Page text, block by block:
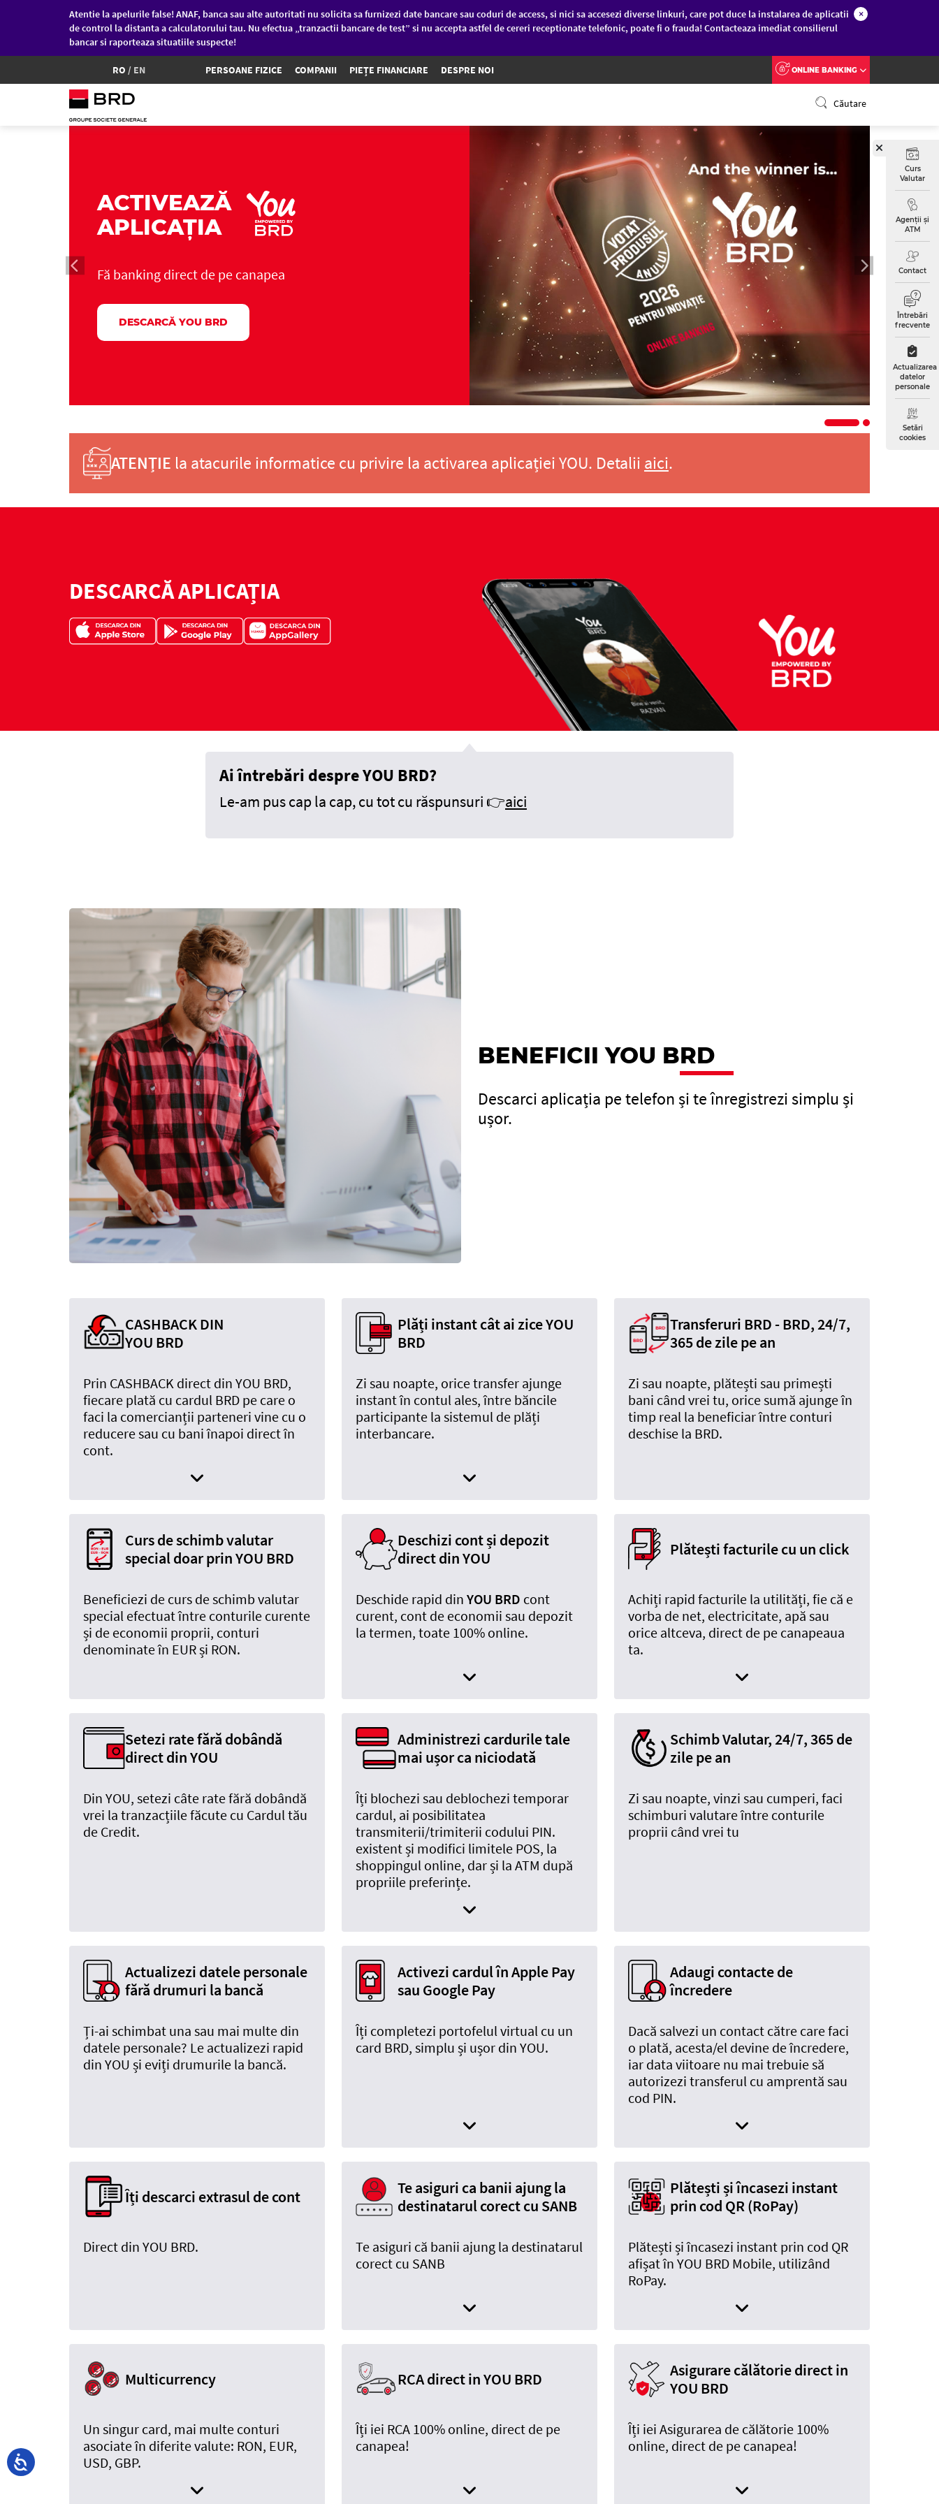
Atentie la apelurile false! ANAF, banca sau alte autoritati nu solicita sa furnizezi date bancare sau coduri de access, si nici sa accesezi diverse linkuri, care pot duce la instalarea de aplicatii
de control la distanta a calculatorului tau. Nu efectua „tranzactii bancare de test” si nu accepta astfel de cereri receptionate telefonic, poate fi o frauda! Contacteaza imediat consilierul
bancar si raporteaza situatiile suspecte!
×
RO / EN PERSOANE FIZICE COMPANII PIEȚE FINANCIARE DESPRE NOI ONLINE BANKING
Căutare
Curs
Valutar
Agenții și
ATM
Contact
Întrebări
frecvente
Actualizarea
datelor
personale
Setări
cookies
ACTIVEAZĂ
APLICAȚIA
Fă banking direct de pe canapea
DESCARCĂ YOU BRD
ATENȚIE la atacurile informatice cu privire la activarea aplicației YOU. Detalii aici.
DESCARCĂ APLICAȚIA
Ai întrebări despre YOU BRD?
​Le-am pus cap la cap, cu tot cu răspunsuri 👉aici
BENEFICII YOU BRD
Descarci aplicația pe telefon și te înregistrezi simplu și
ușor.
CASHBACK DIN
YOU BRD
Prin CASHBACK direct din YOU BRD,
fiecare plată cu cardul BRD pe care o
faci la comercianții parteneri vine cu o
reducere sau cu bani înapoi direct în
cont.
Plăți instant cât ai ziceYOU
BRD
Zi sau noapte, orice transfer ajunge
instant în contul ales, între băncile
participante la sistemul de plăți
interbancare.
Transferuri BRD - BRD, 24/7,
365 de zile pe an
Zi sau noapte, plătești sau primești
bani când vrei tu, orice sumă ajunge în
timp real la beneficiar între conturi
deschise la BRD.
Curs de schimb valutar
special doar prin YOU BRD
Beneficiezi de curs de schimb valutar
special efectuat între conturile curente
și de economii proprii, conturi
denominate în EUR și RON.
Deschizi cont și depozit
direct din YOU
Deschide rapid din YOU BRD cont
curent, cont de economii sau depozit
la termen, toate 100% online.
Plătești facturile cu un click
Achiți rapid facturile la utilități, fie că e
vorba de net, electricitate, apă sau
orice altceva, direct de pe canapeaua
ta.
Setezi rate fără dobândă
direct din YOU
Din YOU, setezi câte rate fără dobândă
vrei la tranzacțiile făcute cu Cardul tău
de Credit.
Administrezi cardurile tale
mai ușor ca niciodată
Îți blochezi sau deblochezi temporar
cardul, ai posibilitatea
transmiterii/trimiterii codului PIN.
existent și modifici limitele POS, la
shoppingul online, dar și la ATM după
propriile preferințe.
Schimb Valutar, 24/7, 365 de
zile pe an
Zi sau noapte, vinzi sau cumperi, faci
schimburi valutare între conturile
proprii când vrei tu
Actualizezi datele personale
fără drumuri la bancă
Ți-ai schimbat una sau mai multe din
datele personale? Le actualizezi rapid
din YOU și eviți drumurile la bancă.
Activezi cardul în Apple Pay
sau Google Pay
Îți completezi portofelul virtual cu un
card BRD, simplu și ușor din YOU.
Adaugi contacte de
încredere
Dacă salvezi un contact către care faci
o plată, acesta/el devine de încredere,
iar data viitoare nu mai trebuie să
autorizezi transferul cu amprentă sau
cod PIN.
Îți descarci extrasul de cont
Direct din YOU BRD.
Te asiguri ca banii ajung la
destinatarul corect cu SANB
Te asiguri că banii ajung la destinatarul
corect cu SANB
Plătești și încasezi instant
prin cod QR (RoPay)
Plătești și încasezi instant prin cod QR
afișat în YOU BRD Mobile, utilizând
RoPay.
Multicurrency
Un singur card, mai multe conturi
asociate în diferite valute: RON, EUR,
USD, GBP.
RCA direct in YOU BRD
Îți iei RCA 100% online, direct de pe
canapea!
Asigurare călătorie direct in
YOU BRD
Îți iei Asigurarea de călătorie 100%
online, direct de pe canapea!